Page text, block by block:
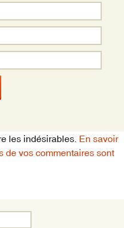
les indésirables. En savoir
de vos commentaires sont